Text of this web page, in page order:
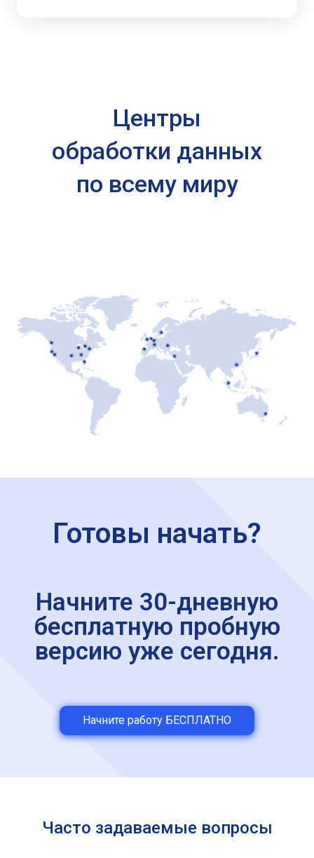
Центры
обработки данных
по всему миру
Готовы начать?
Начните 30-дневную
бесплатную пробную
версию уже сегодня.
Начните работу БЕСПЛАТНО
Часто задаваемые вопросы